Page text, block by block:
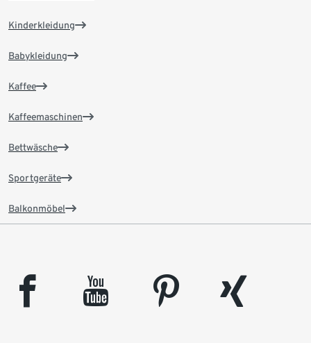
Kinderkleidung
Babykleidung
Kaffee
Kaffeemaschinen
Bettwäsche
Sportgeräte
Balkonmöbel
facebook youtube pinterest
xing